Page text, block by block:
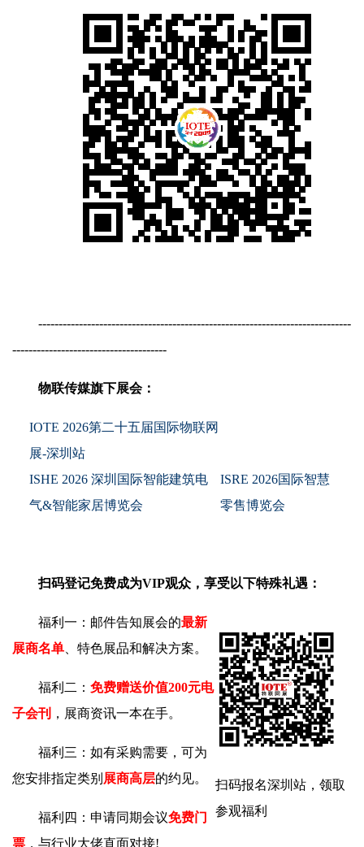
-----------------------------------------------------------------------------
--------------------------------------
物联传媒旗下展会：
IOTE 2026第二十五届国际物联网
展-深圳站
ISHE 2026 深圳国际智能建筑电
气&智能家居博览会
ISRE 2026国际智慧
零售博览会
扫码登记免费成为VIP观众，享受以下特殊礼遇：
福利一：邮件告知展会的最新
展商名单 、特色展品和解决方案。
福利二： 免费赠送价值200元电
子会刊
，展商资讯一本在手。
福利三：如有采购需要，可为
您安排指定类别 展商高层的约见。
福利四：申请同期会议免费门
票 ，与行业大佬直面对接!
扫码报名深圳站，领取
参观福利